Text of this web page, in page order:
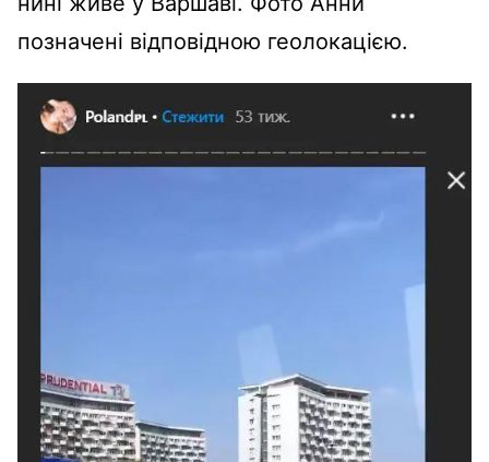
позначені відповідною геолокацією.